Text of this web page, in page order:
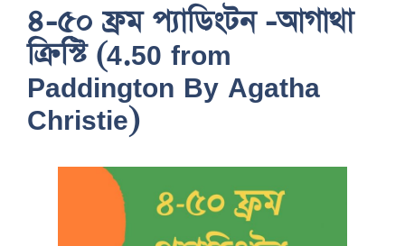
৪-৫০ ফ্রম প্যাডিংটন -আগাথা
ক্রিস্টি (4.50 from
Paddington By Agatha
Christie)